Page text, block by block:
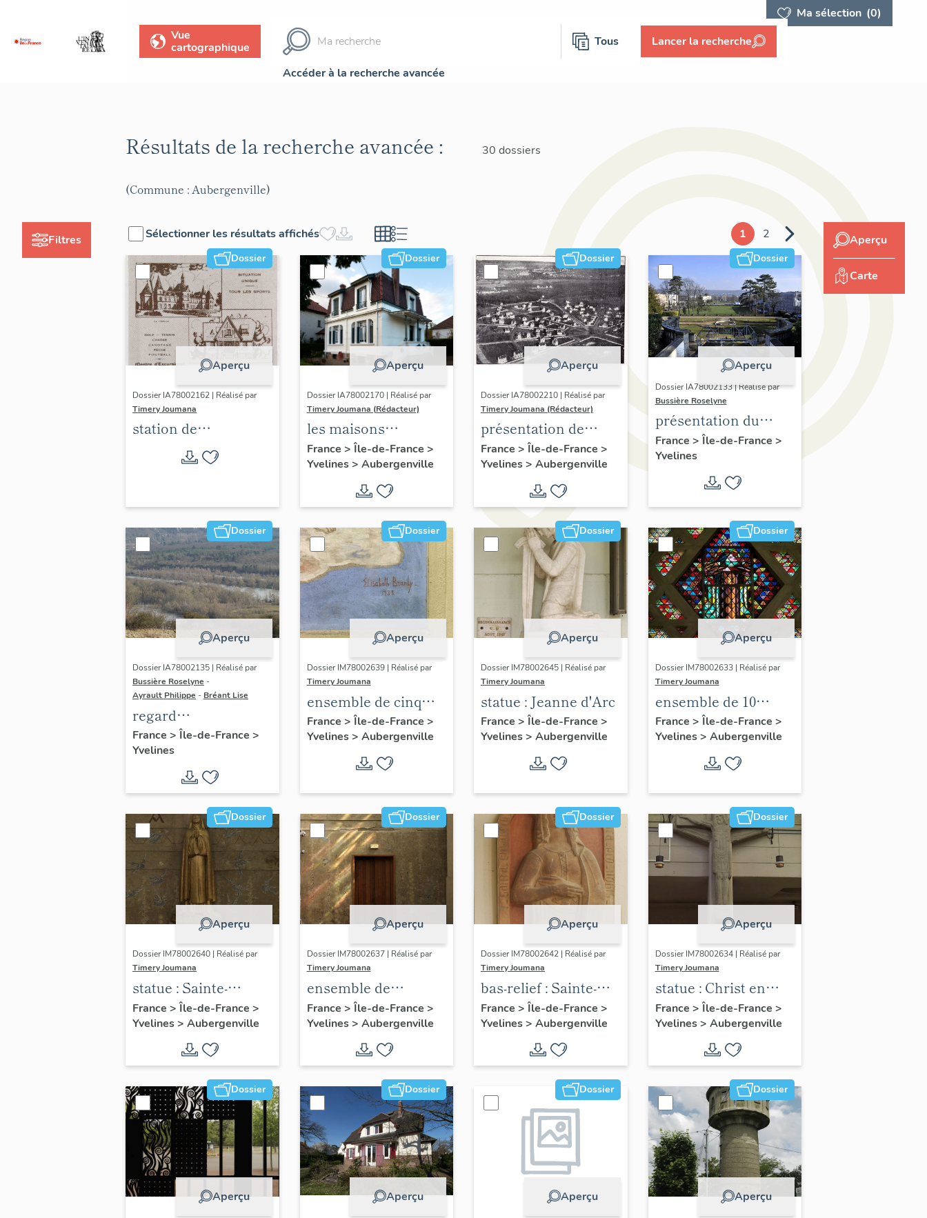
Ma sélection (0)
Vue
cartographique
Tous Lancer la recherche
Accéder à la recherche avancée
Filtres
Résultats de la recherche avancée : 30 dossiers
(Commune : Aubergenville)
Sélectionner les résultats affichés 1 2
Dossier
Aperçu
Dossier IA78002162 | Réalisé par
Timery Joumana
station de
villégiature
d'Elisabethville
Dossier
Aperçu
Dossier IA78002170 | Réalisé par
Timery Joumana (Rédacteur)
les maisons
d'Elisabethville
France > Île-de-France >
Yvelines> Aubergenville
Dossier
Aperçu
Dossier IA78002210 | Réalisé par
Timery Joumana (Rédacteur)
présentation de
l'étude
d'Elisabethville
France > Île-de-France >
Yvelines> Aubergenville
Dossier
Aperçu
Dossier IA78002133 | Réalisé par
Bussière Roselyne
présentation du
diagnostic
patrimonial, urbain
et paysager de Seine-
France > Île-de-France >
Yvelines
Dossier
Aperçu
Dossier IA78002135 | Réalisé par
Bussière Roselyne -
Ayrault Philippe - Bréant Lise
regard
photographique sur
le territoire de Seine-
France > Île-de-France >
Yvelines
Dossier
Aperçu
Dossier IM78002639 | Réalisé par
Timery Joumana
ensemble de cinq
peintures
monumentales
France > Île-de-France >
Yvelines> Aubergenville
Dossier
Aperçu
Dossier IM78002645 | Réalisé par
Timery Joumana
statue : Jeanne d'Arc
France > Île-de-France >
Yvelines> Aubergenville
Dossier
Aperçu
Dossier IM78002633 | Réalisé par
Timery Joumana
ensemble de 10
verrières
France > Île-de-France >
Yvelines> Aubergenville
Dossier
Aperçu
Dossier IM78002640 | Réalisé par
Timery Joumana
statue : Sainte-
Thérèse de l'Enfant
Jésus
France > Île-de-France >
Yvelines> Aubergenville
Dossier
Aperçu
Dossier IM78002637 | Réalisé par
Timery Joumana
ensemble de
peintures
monumentales
France > Île-de-France >
Yvelines> Aubergenville
Dossier
Aperçu
Dossier IM78002642 | Réalisé par
Timery Joumana
bas-relief : Sainte-
Elisabeth de
Hongrie
France > Île-de-France >
Yvelines> Aubergenville
Dossier
Aperçu
Dossier IM78002634 | Réalisé par
Timery Joumana
statue : Christ en
croix
France > Île-de-France >
Yvelines> Aubergenville
Dossier
Aperçu
Dossier
Aperçu
Dossier
Aperçu
Dossier
Aperçu
Aperçu
Carte